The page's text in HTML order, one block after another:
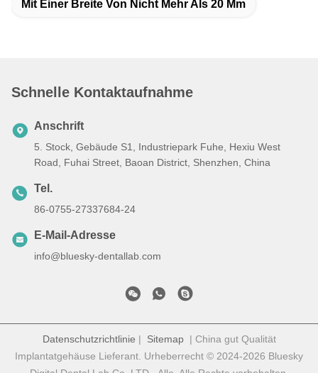
Mit Einer Breite Von Nicht Mehr Als 20 Mm
Schnelle Kontaktaufnahme
Anschrift
5. Stock, Gebäude S1, Industriepark Fuhe, Hexiu West
Road, Fuhai Street, Baoan District, Shenzhen, China
Tel.
86-0755-27337684-24
E-Mail-Adresse
info@bluesky-dentallab.com
Datenschutzrichtlinie | Sitemap| China gut Qualität
Implantatgehäuse Lieferant. Urheberrecht © 2024-2026 Bluesky